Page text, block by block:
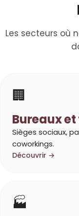
Les secteurs où
🏢
Bureaux
Sièges sociaux,
coworkings.
Découvrir →
🏭